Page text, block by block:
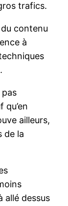
trafics.
contenu
à
ailleurs,
de la
allé dessus